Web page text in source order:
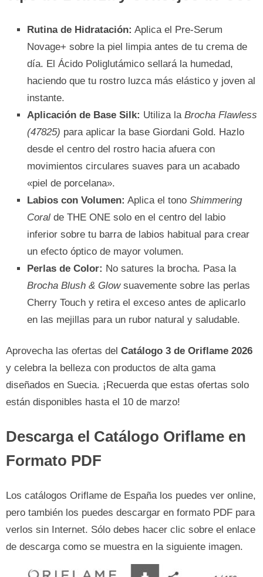
Rutina de Hidratación: Aplica el Pre-Serum
Novage+ sobre la piel limpia antes de tu crema de
día. El Ácido Poliglutámico sellará la humedad,
haciendo que tu rostro luzca más elástico y joven al
instante.
Aplicación de Base Silk: Utiliza la Brocha Flawless
(47825) para aplicar la base Giordani Gold. Hazlo
desde el centro del rostro hacia afuera con
movimientos circulares suaves para un acabado
«piel de porcelana».
Labios con Volumen: Aplica el tono Shimmering
Coral de THE ONE solo en el centro del labio
inferior sobre tu barra de labios habitual para crear
un efecto óptico de mayor volumen.
Perlas de Color: No satures la brocha. Pasa la
Brocha Blush & Glowsuavemente sobre las perlas
Cherry Touch y retira el exceso antes de aplicarlo
en las mejillas para un rubor natural y saludable.
Aprovecha las ofertas del Catálogo 3 de Oriflame 2026
y celebra la belleza con productos de alta gama
diseñados en Suecia. ¡Recuerda que estas ofertas solo
están disponibles hasta el 10 de marzo!
Descarga el Catálogo Oriflame en
Formato PDF
Los catálogos Oriflame de España los puedes ver online,
pero también los puedes descargar en formato PDF para
verlos sin Internet. Sólo debes hacer clic sobre el enlace
de descarga como se muestra en la siguiente imagen.